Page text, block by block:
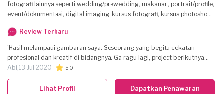
fotografi lainnya seperti wedding/prewedding, makanan, portrait/profile,
event/dokumentasi, digital imaging, kursus fotografi, kursus photoshop,
Review Terbaru
'Hasil melampaui gambaran saya. Seseorang yang begitu cekatan
profesional dan kreatif di bidangnya. Ga ragu lagi, project berikutnya
akan saya limpahkan ke agan yang satu ini lagi. '
Abi,13 Jul 2020 5,0
Dapatkan Penawaran
Lihat Profil